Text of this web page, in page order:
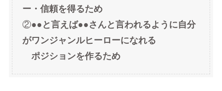
ー・信頼を得るため
②●●と言えば●●さんと言われるように自分
がワンジャンルヒーローになれる
ポジションを作るため